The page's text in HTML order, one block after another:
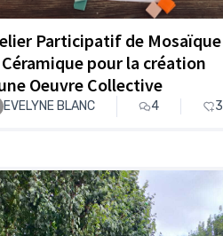
Participatif de Mosaïque
pour la création
Oeuvre Collective
EVELYNE BLANC 4 3